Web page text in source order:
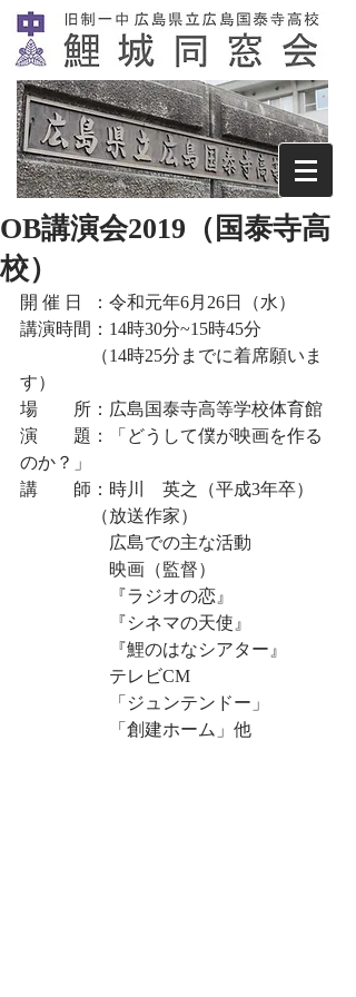
OB講演会2019（国泰寺高
校）
開 催 日  ：令和元年6月26日（水）
講演時間：14時30分~15時45分
（14時25分までに着席願いま
す）
場　　所：広島国泰寺高等学校体育館
演　　題：「どうして僕が映画を作る
のか？」
講　　師：時川　英之（平成3年卒）
（放送作家）
広島での主な活動
映画（監督）
『ラジオの恋』
『シネマの天使』
『鯉のはなシアター』
テレビCM
「ジュンテンドー」
「創建ホーム」他